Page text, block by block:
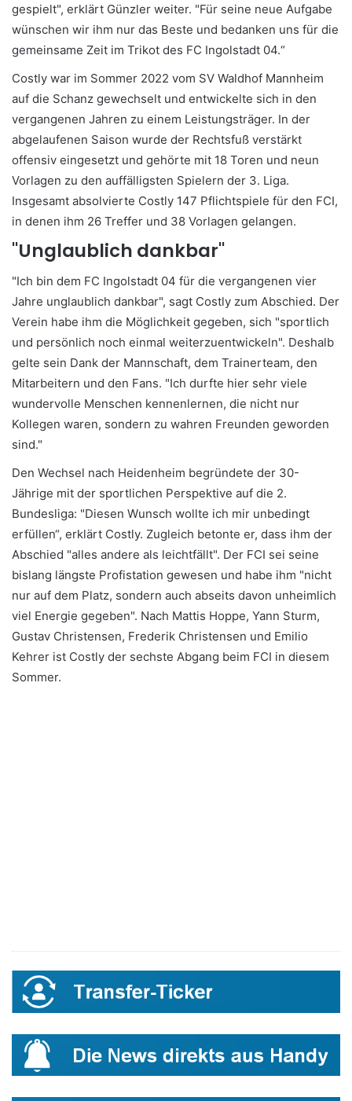
gespielt", erklärt Günzler weiter. "Für seine neue Aufgabe
wünschen wir ihm nur das Beste und bedanken uns für die
gemeinsame Zeit im Trikot des FC Ingolstadt 04.“
Costly war im Sommer 2022 vom SV Waldhof Mannheim
auf die Schanz gewechselt und entwickelte sich in den
vergangenen Jahren zu einem Leistungsträger. In der
abgelaufenen Saison wurde der Rechtsfuß verstärkt
offensiv eingesetzt und gehörte mit 18 Toren und neun
Vorlagen zu den auffälligsten Spielern der 3. Liga.
Insgesamt absolvierte Costly 147 Pflichtspiele für den FCI,
in denen ihm 26 Treffer und 38 Vorlagen gelangen.
"Unglaublich dankbar"
"Ich bin dem FC Ingolstadt 04 für die vergangenen vier
Jahre unglaublich dankbar", sagt Costly zum Abschied. Der
Verein habe ihm die Möglichkeit gegeben, sich "sportlich
und persönlich noch einmal weiterzuentwickeln". Deshalb
gelte sein Dank der Mannschaft, dem Trainerteam, den
Mitarbeitern und den Fans. "Ich durfte hier sehr viele
wundervolle Menschen kennenlernen, die nicht nur
Kollegen waren, sondern zu wahren Freunden geworden
sind."
Den Wechsel nach Heidenheim begründete der 30-
Jährige mit der sportlichen Perspektive auf die 2.
Bundesliga: "Diesen Wunsch wollte ich mir unbedingt
erfüllen“, erklärt Costly. Zugleich betonte er, dass ihm der
Abschied "alles andere als leichtfällt". Der FCI sei seine
bislang längste Profistation gewesen und habe ihm "nicht
nur auf dem Platz, sondern auch abseits davon unheimlich
viel Energie gegeben". Nach Mattis Hoppe, Yann Sturm,
Gustav Christensen, Frederik Christensen und Emilio
Kehrer ist Costly der sechste Abgang beim FCI in diesem
Sommer.